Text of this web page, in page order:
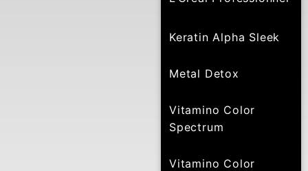
Keratin Alpha Sleek
Metal Detox
Vitamino Color
Spectrum
Vitamino Color